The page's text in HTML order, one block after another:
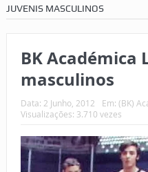
JUVENIS MASCULINOS
BK Académica
masculinos
Data: 2 Junho, 2012 Em: (BK)
Visualizações: 3.710 vezes